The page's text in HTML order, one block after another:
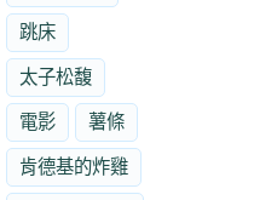
跳床
太子松馥
電影 薯條
肯德基的炸雞